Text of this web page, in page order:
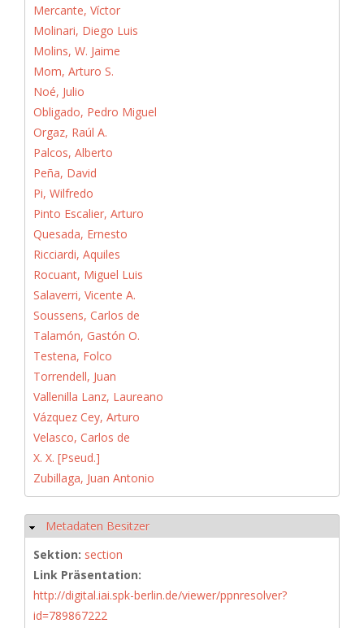
Mercante, Víctor
Molinari, Diego Luis
Molins, W. Jaime
Mom, Arturo S.
Noé, Julio
Obligado, Pedro Miguel
Orgaz, Raúl A.
Palcos, Alberto
Peña, David
Pi, Wilfredo
Pinto Escalier, Arturo
Quesada, Ernesto
Ricciardi, Aquiles
Rocuant, Miguel Luis
Salaverri, Vicente A.
Soussens, Carlos de
Talamón, Gastón O.
Testena, Folco
Torrendell, Juan
Vallenilla Lanz, Laureano
Vázquez Cey, Arturo
Velasco, Carlos de
X. X. [Pseud.]
Zubillaga, Juan Antonio
Hide
Metadaten Besitzer
Sektion: section
Link Präsentation:
http://digital.iai.spk-berlin.de/viewer/ppnresolver?
id=789867222